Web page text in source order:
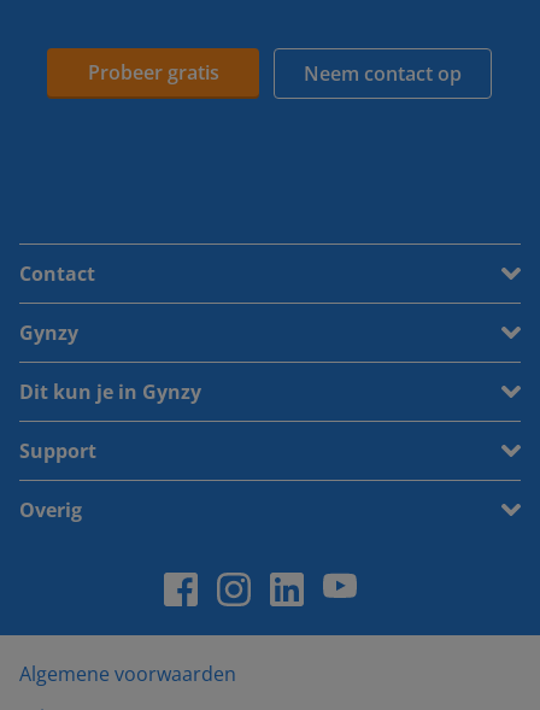
Probeer gratis Neem contact op
Contact
Gynzy
Dit kun je in Gynzy
Support
Overig
Algemene voorwaarden